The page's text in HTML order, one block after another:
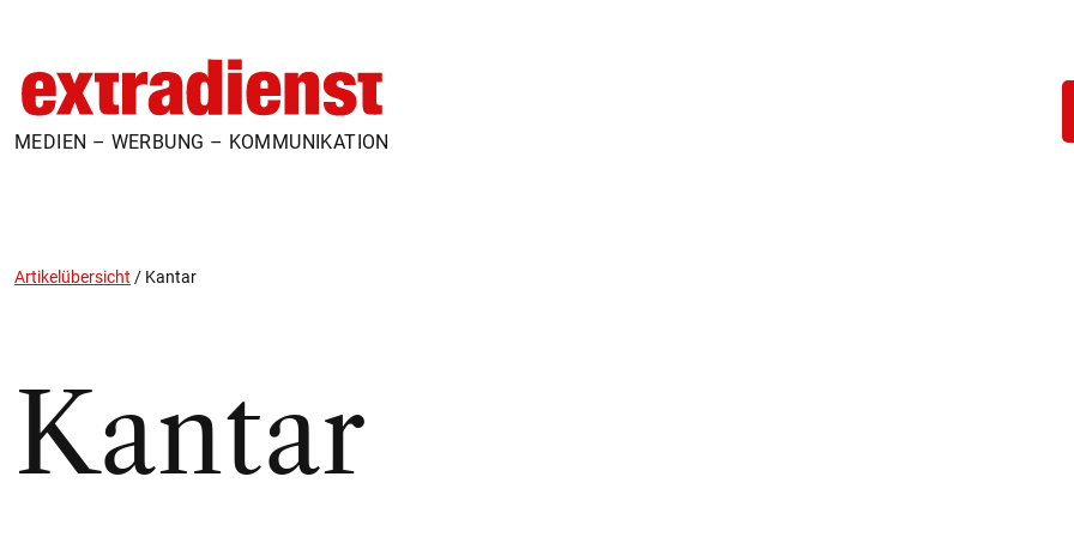
MEDIEN – WERBUNG – KOMMUNIKATION
Artikelübersicht / Kantar
Kantar